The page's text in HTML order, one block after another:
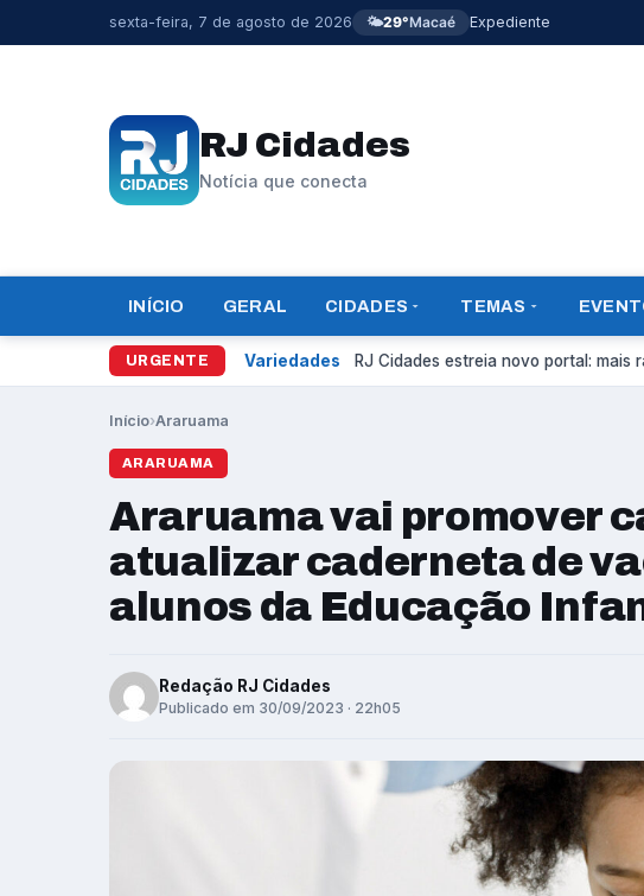
sexta-feira, 7 de agosto de 2026 🌤️29°Macaé Expediente
RJ Cidades
Notícia que conecta
INÍCIO GERAL CIDADES TEMAS
URGENTE Variedades RJ Cidades estreia novo portal:
Início›Araruama
ARARUAMA
Araruama vai promover
atualizar caderneta de
alunos da Educação
Redação RJ Cidades
Publicado em 30/09/2023 · 22h05